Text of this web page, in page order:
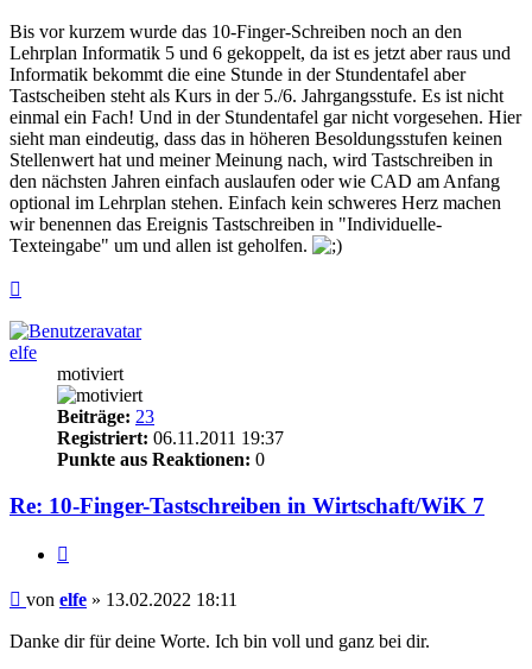
Bis vor kurzem wurde das 10-Finger-Schreiben noch an den
Lehrplan Informatik 5 und 6 gekoppelt, da ist es jetzt aber raus und
Informatik bekommt die eine Stunde in der Stundentafel aber
Tastscheiben steht als Kurs in der 5./6. Jahrgangsstufe. Es ist nicht
einmal ein Fach! Und in der Stundentafel gar nicht vorgesehen. Hier
sieht man eindeutig, dass das in höheren Besoldungsstufen keinen
Stellenwert hat und meiner Meinung nach, wird Tastschreiben in
den nächsten Jahren einfach auslaufen oder wie CAD am Anfang
optional im Lehrplan stehen. Einfach kein schweres Herz machen
wir benennen das Ereignis Tastschreiben in "Individuelle-
Texteingabe" um und allen ist geholfen.
elfe
motiviert
Beiträge: 23
Registriert: 06.11.2011 19:37
Punkte aus Reaktionen: 0
Re: 10-Finger-Tastschreiben in Wirtschaft/WiK 7
Beitrag
von elfe » 13.02.2022 18:11
Danke dir für deine Worte. Ich bin voll und ganz bei dir.